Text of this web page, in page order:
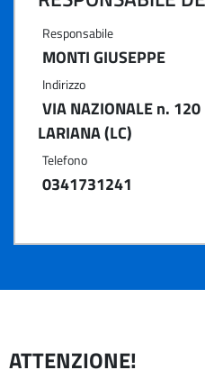
Responsabile
MONTI GIUSEPPE
Indirizzo
VIA NAZIONALE n.
LARIANA (LC)
Telefono
0341731241
ATTENZIONE!